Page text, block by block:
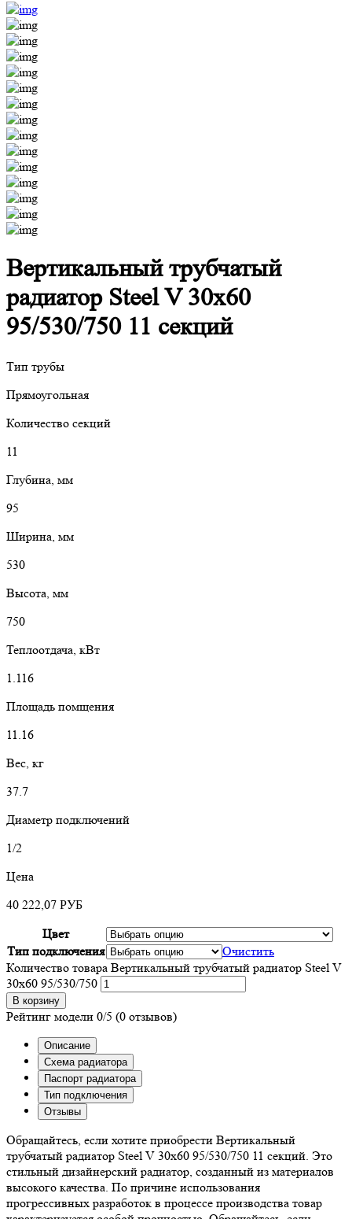
Вертикальный трубчатый
радиатор Steel V 30х60
95/530/750 11 секций
Тип трубы
Прямоугольная
Количество секций
11
Глубина, мм
95
Ширина, мм
530
Высота, мм
750
Теплоотдача, кВт
1.116
Площадь помщения
11.16
Вес, кг
37.7
Диаметр подключений
1/2
Цена
40 222,07 РУБ
Цвет
Тип подключения
Очистить
Количество товара Вертикальный трубчатый радиатор Steel V
30х60 95/530/750
В корзину
Рейтинг модели 0/5 (0 отзывов)
Описание
Схема радиатора
Паспорт радиатора
Тип подключения
Отзывы
Обращайтесь, если хотите приобрести Вертикальный
трубчатый радиатор Steel V 30х60 95/530/750 11 секций. Это
стильный дизайнерский радиатор, созданный из материалов
высокого качества. По причине использования
прогрессивных разработок в процессе производства товар